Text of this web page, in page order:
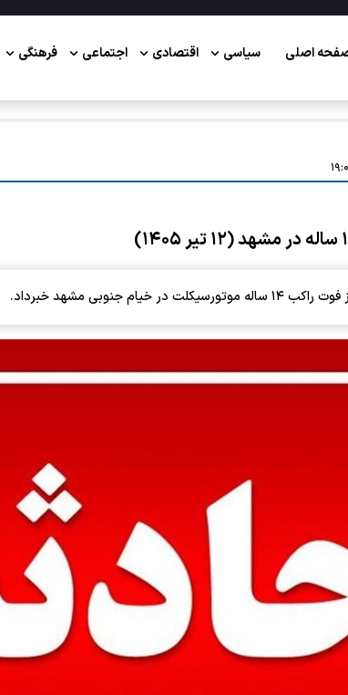
اصلی سیاسی اقتصادی اجتماعی فرهنگی
جنوبی مشهد خبرداد.